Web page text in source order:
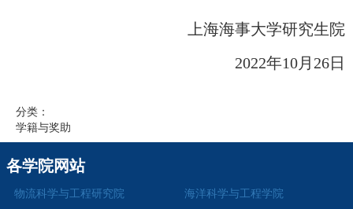
上海海事大学研究生院
2022年10月 26日
分类：
学籍与奖助
各学院网站
物流科学与工程研究院 海洋科学与工程学院